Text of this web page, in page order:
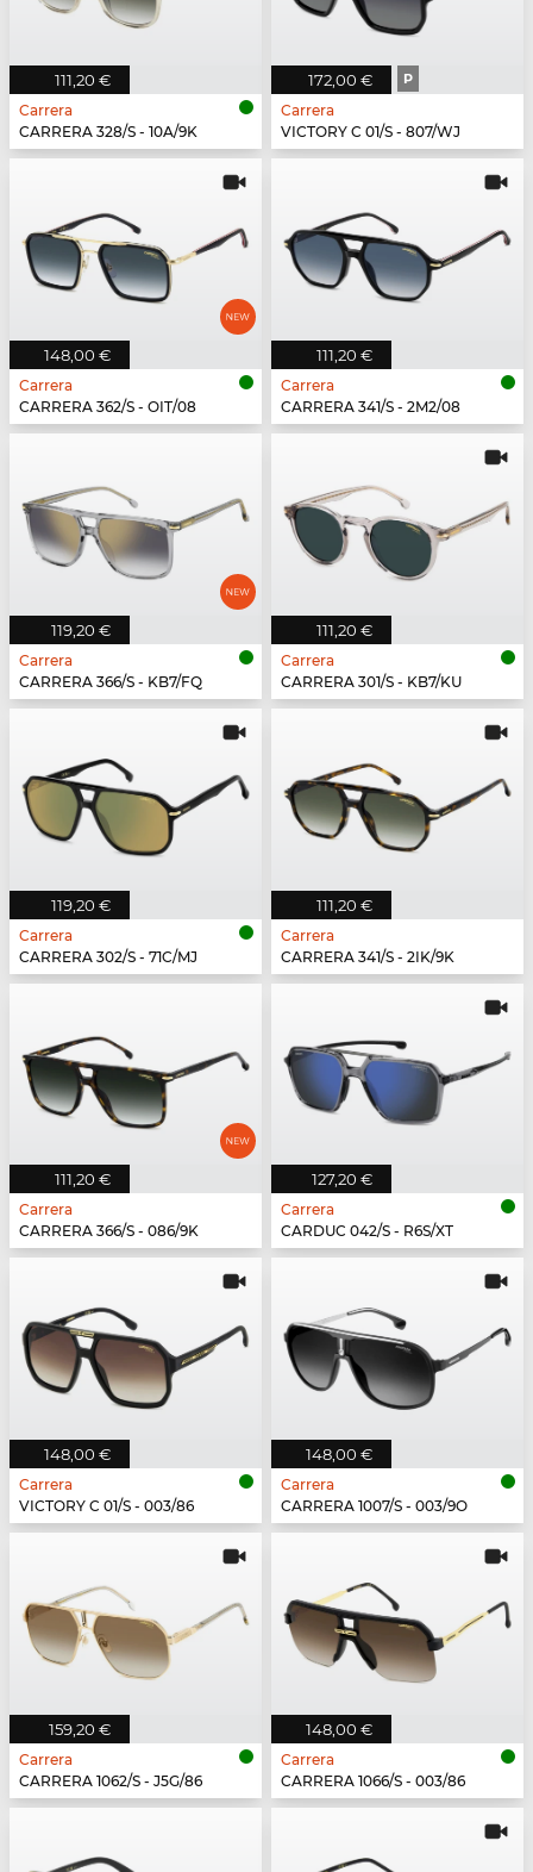
111,20 €
Carrera
CARRERA 328/S - 10A/9K
172,00 € P
Carrera
VICTORY C 01/S - 807/WJ
148,00 €
Carrera
CARRERA 362/S - OIT/08
111,20 €
Carrera
CARRERA 341/S - 2M2/08
119,20 €
Carrera
CARRERA 366/S - KB7/FQ
111,20 €
Carrera
CARRERA 301/S - KB7/KU
119,20 €
Carrera
CARRERA 302/S - 71C/MJ
111,20 €
Carrera
CARRERA 341/S - 2IK/9K
111,20 €
Carrera
CARRERA 366/S - 086/9K
127,20 €
Carrera
CARDUC 042/S - R6S/XT
148,00 €
Carrera
VICTORY C 01/S - 003/86
148,00 €
Carrera
CARRERA 1007/S - 003/9O
159,20 €
Carrera
CARRERA 1062/S - J5G/86
148,00 €
Carrera
CARRERA 1066/S - 003/86